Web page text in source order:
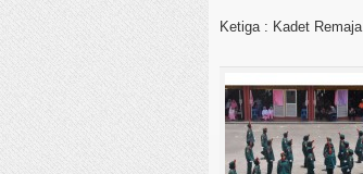
Ketiga : Kadet